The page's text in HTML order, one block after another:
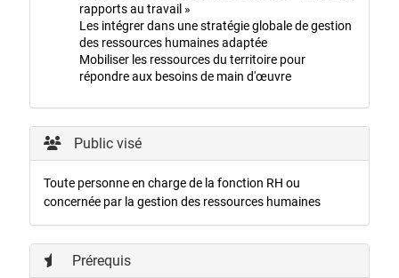
rapports au travail »
Les intégrer dans une stratégie globale de gestion
des ressources humaines adaptée
Mobiliser les ressources du territoire pour
répondre aux besoins de main d'œuvre
Public visé
Toute personne en charge de la fonction RH ou
concernée par la gestion des ressources humaines
Prérequis